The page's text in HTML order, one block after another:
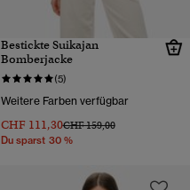
Bestickte Suikajan
Bomberjacke
(5)
Weitere Farben verfügbar
CHF 111,30Preis wurde reduziert von
CHF 159,00bis
Du sparst 30 %